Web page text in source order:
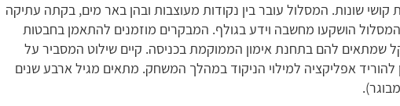
ברמות קושי שונות. המסלול עובר בין נקודות מעוצבות ובהן באר מים, בקתה עתיקה
המסלול הושקעו מחשבה וידע בגולף. המבקרים מוזמנים להתאמן בחבטות
שמתאים להם בתחנת אימון הממוקמת בכניסה. קיים שילוט המסביר על
להוריד אפליקציה למילוי הניקוד במהלך המשחק. מתאים מגיל ארבע שנים